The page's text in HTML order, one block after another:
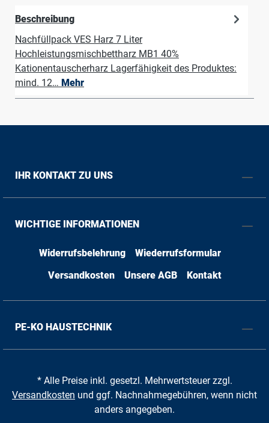
Beschreibung
Nachfüllpack VES Harz 7 Liter
Hochleistungsmischbettharz MB1 40%
Kationentauscherharz Lagerfähigkeit des Produktes:
mind. 12… Mehr
IHR KONTAKT ZU UNS
WICHTIGE INFORMATIONEN
Widerrufsbelehrung
Wiederrufsformular
Versandkosten
Unsere AGB Kontakt
PE-KO HAUSTECHNIK
* Alle Preise inkl. gesetzl. Mehrwertsteuer zzgl.
Versandkosten und ggf. Nachnahmegebühren, wenn nicht
anders angegeben.